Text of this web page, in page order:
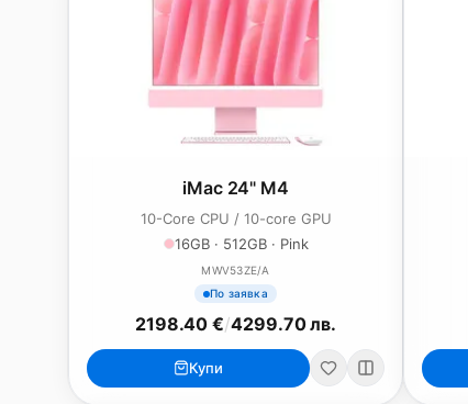
iMac 24" M4
10-Core CPU / 10-core GPU
16GB · 512GB · Pink
MWV53ZE/A
По заявка
2198.40 €/4299.70 лв.
Купи